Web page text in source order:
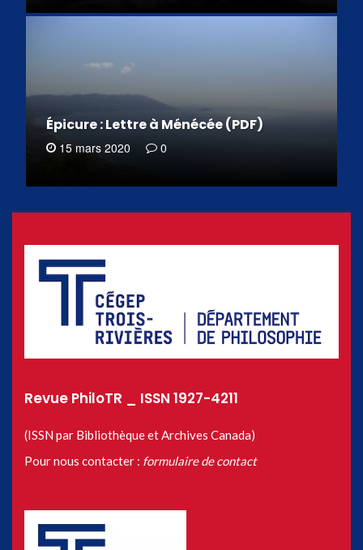
Épicure : Lettre à Ménécée (PDF)
15 mars 2020 0
Revue PhiloTR _ ISSN 1927-4211
(ISSN par Bibliothèque et Archives Canada)
Pour nous contacter : formulaire de contact